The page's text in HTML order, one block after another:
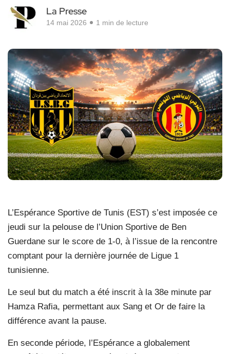
La Presse
14 mai 2026 1 min de lecture
L’Espérance Sportive de Tunis (EST) s’est imposée ce
jeudi sur la pelouse de l’Union Sportive de Ben
Guerdane sur le score de 1-0, à l’issue de la rencontre
comptant pour la dernière journée de Ligue 1
tunisienne.
Le seul but du match a été inscrit à la 38e minute par
Hamza Rafia, permettant aux Sang et Or de faire la
différence avant la pause.
En seconde période, l’Espérance a globalement